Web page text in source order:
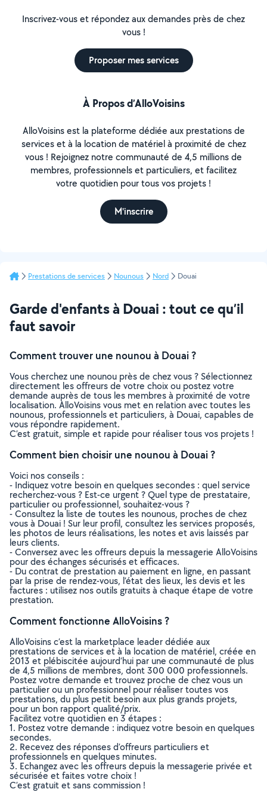
Inscrivez-vous et répondez aux demandes près de chez
vous !
Proposer mes services
À Propos d’AlloVoisins
AlloVoisins est la plateforme dédiée aux prestations de
services et à la location de matériel à proximité de chez
vous ! Rejoignez notre communauté de 4,5 millions de
membres, professionnels et particuliers, et facilitez
votre quotidien pour tous vos projets !
M'inscrire
Prestations de services Nounous Nord Douai
Garde d'enfants à Douai : tout ce qu’il
faut savoir
Comment trouver une nounou à Douai ?
Vous cherchez une nounou près de chez vous ? Sélectionnez
directement les offreurs de votre choix ou postez votre
demande auprès de tous les membres à proximité de votre
localisation. AlloVoisins vous met en relation avec toutes les
nounous, professionnels et particuliers, à Douai, capables de
vous répondre rapidement.
C’est gratuit, simple et rapide pour réaliser tous vos projets !
Comment bien choisir une nounou à Douai ?
Voici nos conseils :
- Indiquez votre besoin en quelques secondes : quel service
recherchez-vous ? Est-ce urgent ? Quel type de prestataire,
particulier ou professionnel, souhaitez-vous ?
- Consultez la liste de toutes les nounous, proches de chez
vous à Douai ! Sur leur profil, consultez les services proposés,
les photos de leurs réalisations, les notes et avis laissés par
leurs clients.
- Conversez avec les offreurs depuis la messagerie AlloVoisins
pour des échanges sécurisés et efficaces.
- Du contrat de prestation au paiement en ligne, en passant
par la prise de rendez-vous, l’état des lieux, les devis et les
factures : utilisez nos outils gratuits à chaque étape de votre
prestation.
Comment fonctionne AlloVoisins ?
AlloVoisins c’est la marketplace leader dédiée aux
prestations de services et à la location de matériel, créée en
2013 et plébiscitée aujourd’hui par une communauté de plus
de 4,5 millions de membres, dont 300 000 professionnels.
Postez votre demande et trouvez proche de chez vous un
particulier ou un professionnel pour réaliser toutes vos
prestations, du plus petit besoin aux plus grands projets,
pour un bon rapport qualité/prix.
Facilitez votre quotidien en 3 étapes :
1. Postez votre demande : indiquez votre besoin en quelques
secondes.
2. Recevez des réponses d’offreurs particuliers et
professionnels en quelques minutes.
3. Echangez avec les offreurs depuis la messagerie privée et
sécurisée et faites votre choix !
C’est gratuit et sans commission !